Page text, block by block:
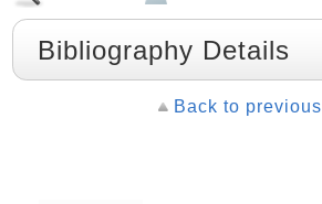
Bibliography Details
Back to previous